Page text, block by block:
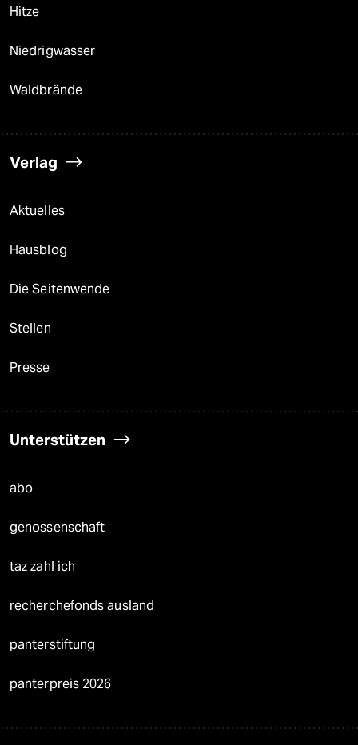
Hitze
Niedrigwasser
Waldbrände
Verlag
Aktuelles
Hausblog
Die Seitenwende
Stellen
Presse
Unterstützen
abo
genossenschaft
taz zahl ich
recherchefonds ausland
panterstiftung
panterpreis 2026